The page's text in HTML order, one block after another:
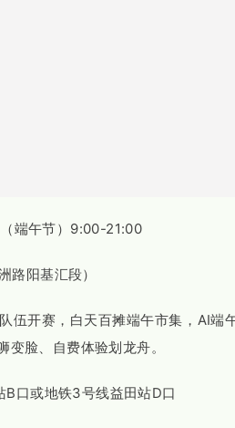
端午节）9:00-21:00
路阳基汇段）
伍开赛，白天百摊端午市集，AI
脸、自费体验划龙舟。
B口或地铁3号线益田站D口